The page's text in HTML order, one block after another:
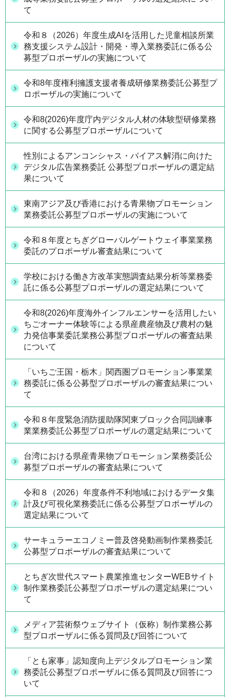
て
令和８（2026）年度生成AIを活用した児童相談所業
務支援システム設計・開発・導入業務委託に係る公
募型プロポーザルの実施について
令和8年度権利擁護支援者養成研修業務委託公募型プ
ロポーザルの実施について
令和8(2026)年度庁内デジタル人材の体験型研修業務
に関する公募型プロポーザルについて
性別によるアンコンシャス・バイアス解消に向けた
デジタル広告業務委託 公募型プロポーザルの選定結
果について
東南アジア及び香港における青果物プロモーション
業務委託公募型プロポーザルの実施について
令和８年度とちぎグローバルゲートウェイ事業業務
委託のプロポーザル審査結果について
学校における働き方改革実態調査結果分析等業務委
託に係る公募型プロポーザルの選定結果について
令和8(2026)年度海外インフルエンサーを活用したい
ちごオーナー体験等による県産農産物及び農村の魅
力発信事業委託業務公募型プロポーザルの審査結果
について
「いちご王国・栃木」関西圏プロモーション事業業
務委託に係る公募型プロポーザルの審査結果につい
て
令和８年度緊急消防援助隊関東ブロック合同訓練事
業業務委託公募型プロポーザルの選定結果について
台湾における県産青果物プロモーション業務委託公
募型プロポーザルの審査結果について
令和８（2026）年度条件不利地域におけるデータ集
計及び可視化業務委託に係る公募型プロポーザルの
選定結果について
サーキュラーエコノミー普及啓発動画制作業務委託
公募型プロポーザルの審査結果について
とちぎ次世代スマート農業推進センターWEBサイト
制作業務委託公募型プロポーザルの選定結果につい
て
メディア芸術祭ウェブサイト（仮称）制作業務公募
型プロポーザルに係る質問及び回答について
「とも家事」認知度向上デジタルプロモーション業
務委託公募型プロポーザルに係る質問及び回答につ
いて